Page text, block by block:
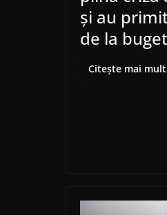
și au
de la
Citește mai mult